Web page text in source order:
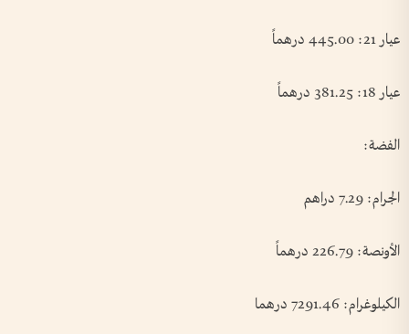
عيار 21: 445.00 درهماً
عيار 18: 381.25 درهماً
الفضة:
الجرام: 7.29 دراهم
الأونصة: 226.79 درهماً
الكيلوغرام: 7291.46 درهما